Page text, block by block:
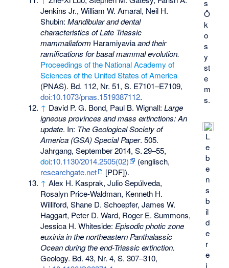
s
Ö
k
o
s
y
st
e
m
s.
L
e
b
e
n
s
b
il
d
e
r
e
i
Jenkins Jr., William W. Amaral, Neil H.
Shubin:Mandibular and dental
characteristics of Late Triassic
mammaliaform Haramiyaviaand their
ramifications for basal mammal evolution.
Proceedings of the National Academy of
Sciences of the United States of America
(PNAS). Bd. 112, Nr. 51, S. E7101–E7109,
doi:10.1073/pnas.1519387112.
↑ David P. G. Bond, Paul B. Wignall:Large
igneous provinces and mass extinctions: An
update. In: The Geological Society of
America (GSA) Special Paper. 505.
Jahrgang, September 2014,S.29–55,
doi:10.1130/2014.2505(02)
(englisch,
researchgate.net
[PDF]).
↑ Alex H. Kasprak, Julio Sepúlveda,
Rosalyn Price-Waldman, Kenneth H.
Williford, Shane D. Schoepfer, James W.
Haggart, Peter D. Ward, Roger E. Summons,
Jessica H. Whiteside: Episodic photic zone
euxinia in the northeastern Panthalassic
Ocean during the end-Triassic extinction.
Geology. Bd. 43, Nr. 4, S. 307–310,